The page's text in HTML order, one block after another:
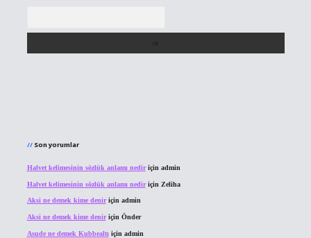
Son yorumlar
Halvet kelimesinin sözlük anlamı nediriçin admin
Halvet kelimesinin sözlük anlamı nediriçin Zeliha
Aksi ne demek kime deniriçin admin
Aksi ne demek kime deniriçin Önder
Asude ne demek Kubbealtı için admin